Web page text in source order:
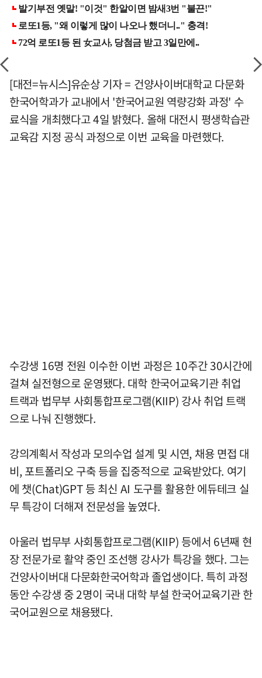
[대전=뉴시스]유순상 기자 = 건양사이버대학교 다문화
한국어학과가 교내에서 '한국어교원 역량강화 과정' 수
료식을 개최했다고 4일 밝혔다. 올해 대전시 평생학습관
교육감 지정 공식 과정으로 이번 교육을 마련했다.
수강생 16명 전원 이수한 이번 과정은 10주간 30시간에
걸쳐 실전형으로 운영됐다. 대학 한국어교육기관 취업
트랙과 법무부 사회통합프로그램(KIIP) 강사 취업 트랙
으로 나눠 진행했다.
강의계획서 작성과 모의수업 설계 및 시연, 채용 면접 대
비, 포트폴리오 구축 등을 집중적으로 교육받았다. 여기
에 챗(Chat)GPT 등 최신 AI 도구를 활용한 에듀테크 실
무 특강이 더해져 전문성을 높였다.
아울러 법무부 사회통합프로그램(KIIP) 등에서 6년째 현
장 전문가로 활약 중인 조선행 강사가 특강을 했다. 그는
건양사이버대 다문화한국어학과 졸업생이다. 특히 과정
동안 수강생 중 2명이 국내 대학 부설 한국어교육기관 한
국어교원으로 채용됐다.